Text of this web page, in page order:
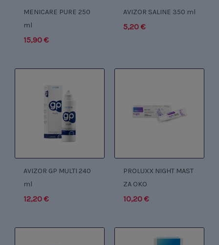
MENICARE PURE 250
ml
15,90 €
AVIZOR SALINE 350 ml
5,20 €
AVIZOR GP MULTI 240
ml
12,20 €
PROLUXX NIGHT MAST
ZA OKO
10,20 €